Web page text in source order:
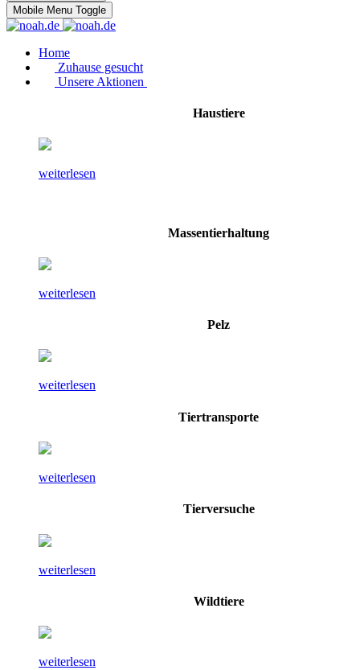
Mobile Menu Toggle
Home
Zuhause gesucht
Unsere Aktionen
Haustiere
weiterlesen
Massentierhaltung
weiterlesen
Pelz
weiterlesen
Tiertransporte
weiterlesen
Tierversuche
weiterlesen
Wildtiere
weiterlesen